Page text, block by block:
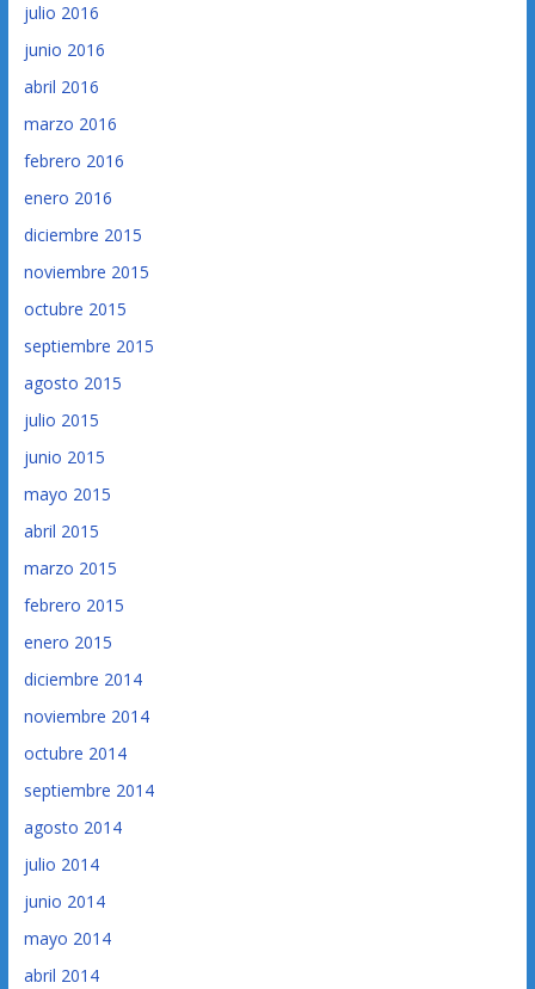
julio 2016
junio 2016
abril 2016
marzo 2016
febrero 2016
enero 2016
diciembre 2015
noviembre 2015
octubre 2015
septiembre 2015
agosto 2015
julio 2015
junio 2015
mayo 2015
abril 2015
marzo 2015
febrero 2015
enero 2015
diciembre 2014
noviembre 2014
octubre 2014
septiembre 2014
agosto 2014
julio 2014
junio 2014
mayo 2014
abril 2014